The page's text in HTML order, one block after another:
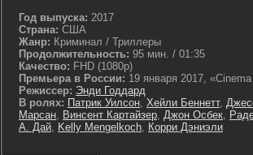
Год выпуска: 2017
Страна: США
Жанр: Криминал / Триллеры
Продолжительность: 95 мин. / 01:35
Качество: FHD (1080p)
Премьера в России: 19 января 2017,
Режиссер: Энди Годдард
В ролях: Патрик Уилсон, Хейли Беннетт,
Марсан, Винсент Картайзер, Джон Осбек,
А. Дай, Kelly Mengelkoch, Корри Дэниэли